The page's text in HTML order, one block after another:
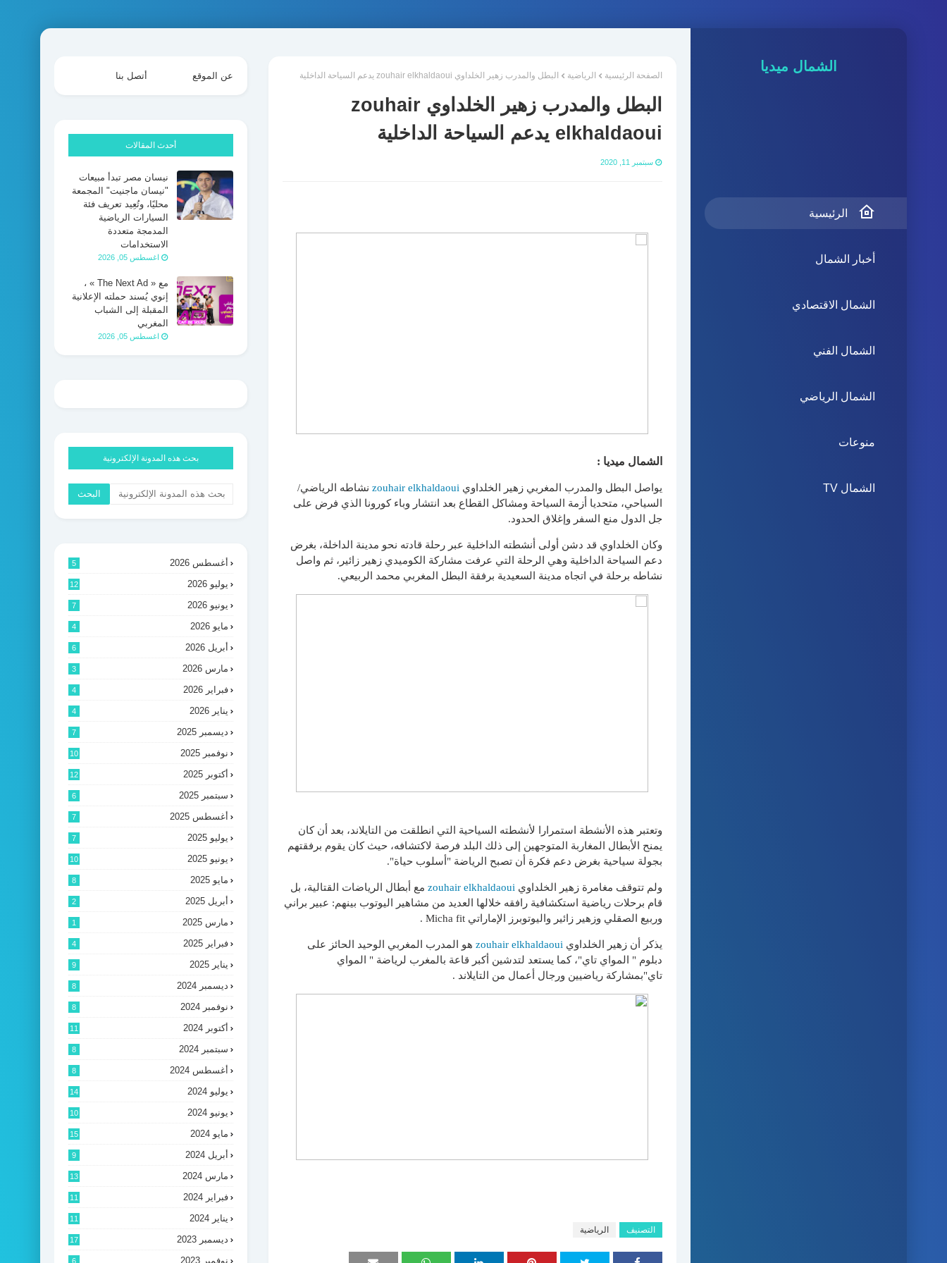
الشمال ميديا
الرئيسية
أخبار الشمال
الشمال الاقتصادي
الشمال الفني
الشمال الرياضي
منوعات
الشمال TV
الصفحة الرئيسية الرياضية البطل والمدرب زهير الخلداوي zouhair elkhaldaoui يدعم السياحة الداخلية
البطل والمدرب زهير الخلداوي zouhair
elkhaldaoui يدعم السياحة الداخلية
سبتمبر 11, 2020
الشمال ميديا :
يواصل البطل والمدرب المغربي زهير الخلداوي zouhair elkhaldaoui نشاطه الرياضي/
السياحي، متحديا أزمة السياحة ومشاكل القطاع بعد انتشار وباء كورونا الذي فرض على
جل الدول منع السفر وإغلاق الحدود.
وكان الخلداوي قد دشن أولى أنشطته الداخلية عبر رحلة قادته نحو مدينة الداخلة، بغرض
دعم السياحة الداخلية وهي الرحلة التي عرفت مشاركة الكوميدي زهير زائير، ثم واصل
نشاطه برحلة في اتجاه مدينة السعيدية برفقة البطل المغربي محمد الربيعي.
وتعتبر هذه الأنشطة استمرارا لأنشطته السياحية التي انطلقت من التايلاند، بعد أن كان
يمنح الأبطال المغاربة المتوجهين إلى ذلك البلد فرصة لاكتشافه، حيث كان يقوم برفقتهم
بجولة سياحية بغرض دعم فكرة أن تصبح الرياضة "أسلوب حياة".
ولم تتوقف مغامرة زهير الخلداوي zouhair elkhaldaoui مع أبطال الرياضات القتالية، بل
قام برحلات رياضية استكشافية رافقه خلالها العديد من مشاهير اليوتوب بينهم: عبير براني
وربيع الصقلي وزهير زائير واليوتوبرز الإماراتي Micha fit .
يذكر أن زهير الخلداوي zouhair elkhaldaoui هو المدرب المغربي الوحيد الحائز على
دبلوم " المواي تاي"، كما يستعد لتدشين أكبر قاعة بالمغرب لرياضة " المواي
تاي"بمشاركة رياضيين ورجال أعمال من التايلاند .
التصنيف الرياضية
عن الموقع أتصل بنا
أحدث المقالات
نيسان مصر تبدأ مبيعات
"نيسان ماجنيت" المجمعة
محليًا، وتُعِيد تعريف فئة
السيارات الرياضية
المدمجة متعددة
الاستخدامات
اغسطس 05, 2026
مع « The Next Ad » ،
إنوي يُسند حملته الإعلانية
المقبلة إلى الشباب
المغربي
اغسطس 05, 2026
بحث هذه المدونة الإلكترونية
أغسطس 2026 5
يوليو 2026 12
يونيو 2026 7
مايو 2026 4
أبريل 2026 6
مارس 2026 3
فبراير 2026 4
يناير 2026 4
ديسمبر 2025 7
نوفمبر 2025 10
أكتوبر 2025 12
سبتمبر 2025 6
أغسطس 2025 7
يوليو 2025 7
يونيو 2025 10
مايو 2025 8
أبريل 2025 2
مارس 2025 1
فبراير 2025 4
يناير 2025 9
ديسمبر 2024 8
نوفمبر 2024 8
أكتوبر 2024 11
سبتمبر 2024 8
أغسطس 2024 8
يوليو 2024 14
يونيو 2024 10
مايو 2024 15
أبريل 2024 9
مارس 2024 13
فبراير 2024 11
يناير 2024 11
ديسمبر 2023 17
نوفمبر 2023 6